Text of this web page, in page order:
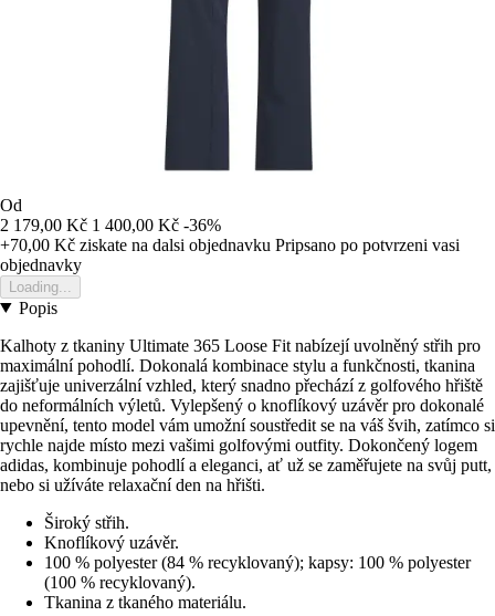
Od
2 179,00 Kč 1 400,00 Kč -36%
+70,00 Kč ziskate na dalsi objednavku Pripsano po potvrzeni vasi
objednavky
Loading...
Popis
Kalhoty z tkaniny Ultimate 365 Loose Fit nabízejí uvolněný střih pro
maximální pohodlí. Dokonalá kombinace stylu a funkčnosti, tkanina
zajišťuje univerzální vzhled, který snadno přechází z golfového hřiště
do neformálních výletů. Vylepšený o knoflíkový uzávěr pro dokonalé
upevnění, tento model vám umožní soustředit se na váš švih, zatímco si
rychle najde místo mezi vašimi golfovými outfity. Dokončený logem
adidas, kombinuje pohodlí a eleganci, ať už se zaměřujete na svůj putt,
nebo si užíváte relaxační den na hřišti.
Široký střih.
Knoflíkový uzávěr.
100 % polyester (84 % recyklovaný); kapsy: 100 % polyester
(100 % recyklovaný).
Tkanina z tkaného materiálu.